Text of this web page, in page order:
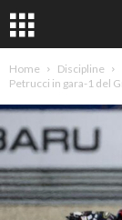
Home Discipline
Petrucci in gara-1 del